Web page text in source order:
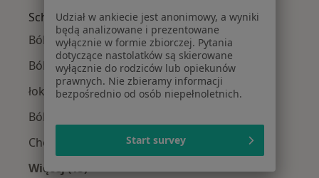
Schorzenia w Warszawie
Ból kolana w Warszawie
Ból biodra w Warszawie
łokieć tenisisty w Warszawie
Ból barku w Warszawie
Choroby zwyrodnieniowe w Warszawie
Więcej (15)
Udział w ankiecie jest anonimowy, a wyniki
będą analizowane i prezentowane
wyłącznie w formie zbiorczej. Pytania
dotyczące nastolatków są skierowane
wyłącznie do rodziców lub opiekunów
prawnych. Nie zbieramy informacji
bezpośrednio od osób niepełnoletnich.
Start survey